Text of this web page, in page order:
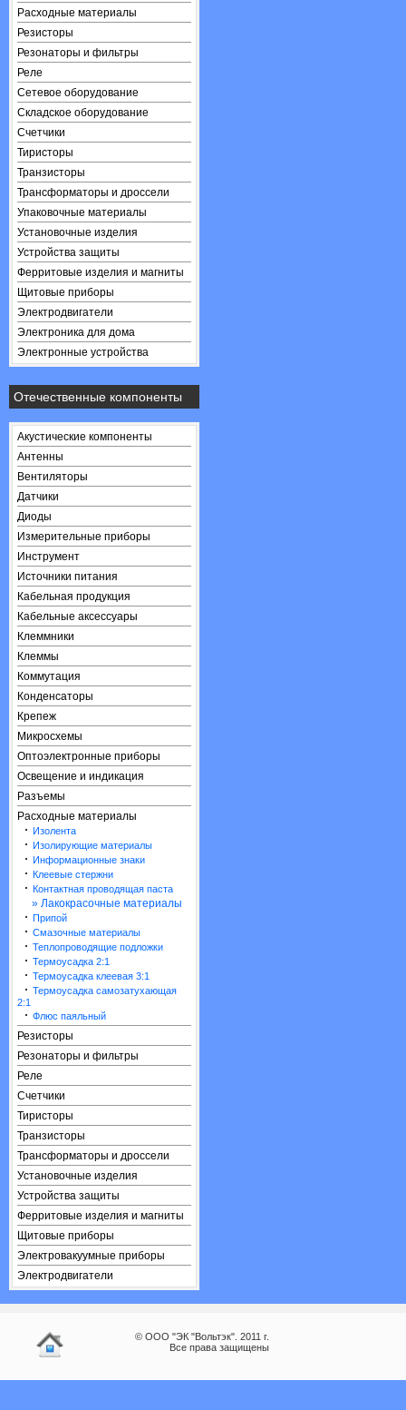
Расходные материалы
Резисторы
Резонаторы и фильтры
Реле
Сетевое оборудование
Складское оборудование
Счетчики
Тиристоры
Транзисторы
Трансформаторы и дроссели
Упаковочные материалы
Установочные изделия
Устройства защиты
Ферритовые изделия и магниты
Щитовые приборы
Электродвигатели
Электроника для дома
Электронные устройства
Отечественные компоненты
Акустические компоненты
Антенны
Вентиляторы
Датчики
Диоды
Измерительные приборы
Инструмент
Источники питания
Кабельная продукция
Кабельные аксессуары
Клеммники
Клеммы
Коммутация
Конденсаторы
Крепеж
Микросхемы
Оптоэлектронные приборы
Освещение и индикация
Разъемы
Расходные материалы
· Изолента
· Изолирующие материалы
· Информационные знаки
· Клеевые стержни
· Контактная проводящая паста
» Лакокрасочные материалы
· Припой
· Смазочные материалы
· Теплопроводящие подложки
· Термоусадка 2:1
· Термоусадка клеевая 3:1
· Термоусадка самозатухающая
2:1
· Флюс паяльный
Резисторы
Резонаторы и фильтры
Реле
Счетчики
Тиристоры
Транзисторы
Трансформаторы и дроссели
Установочные изделия
Устройства защиты
Ферритовые изделия и магниты
Щитовые приборы
Электровакуумные приборы
Электродвигатели
© ООО "ЭК "Вольтэк". 2011 г.
Все права защищены